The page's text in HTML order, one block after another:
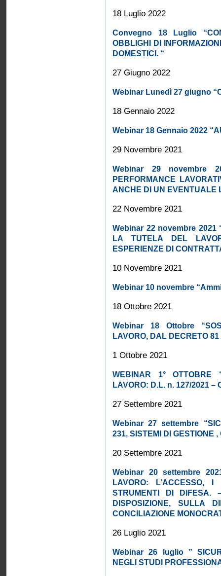
18 Luglio 2022
Convegno 18 Luglio
OBBLIGHI DI
DOMESTICI. “
27 Giugno 2022
Webinar Lunedì 27 giugno
18 Gennaio 2022
Webinar 18 Gennaio 2022
29 Novembre 2021
Webinar 29 novembre
PERFORMANCE
ANCHE DI UN EVENTUALE
22 Novembre 2021
Webinar 22 novembre 2021
LA TUTELA DEL
ESPERIENZE DI
10 Novembre 2021
Webinar 10 novembre
18 Ottobre 2021
Webinar 18 Ottobre
LAVORO, DAL DECRETO
1 Ottobre 2021
WEBINAR 1° OTTOBRE
LAVORO: D.L. n. 127/2021
27 Settembre 2021
Webinar 27 settembre
231, SISTEMI DI GESTIONE
20 Settembre 2021
Webinar 20 settembre
LAVORO: L’ACCESSO,
STRUMENTI DI DIFESA.
DISPOSIZIONE, SULLA
CONCILIAZIONE
26 Luglio 2021
Webinar 26 luglio ”
NEGLI STUDI